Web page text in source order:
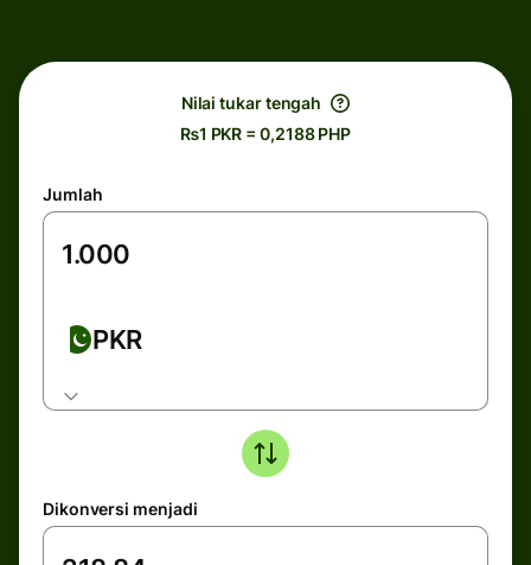
Nilai tukar tengah
₨1 PKR = 0,2188 PHP
Jumlah
PKR
Dikonversi menjadi